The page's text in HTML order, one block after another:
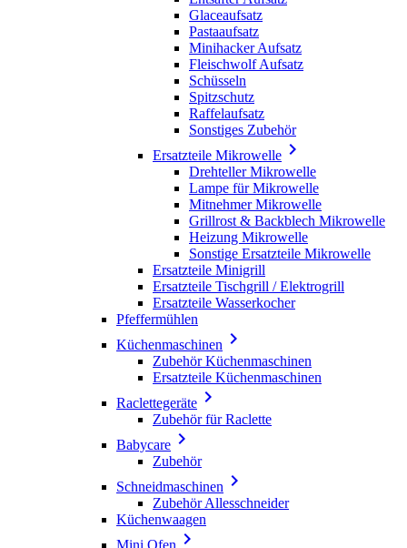
Glaceaufsatz
Pastaaufsatz
Minihacker Aufsatz
Fleischwolf Aufsatz
Schüsseln
Spitzschutz
Raffelaufsatz
Sonstiges Zubehör
Ersatzteile Mikrowelle 
Drehteller Mikrowelle
Lampe für Mikrowelle
Mitnehmer Mikrowelle
Grillrost & Backblech Mikrowelle
Heizung Mikrowelle
Sonstige Ersatzteile Mikrowelle
Ersatzteile Minigrill
Ersatzteile Tischgrill / Elektrogrill
Ersatzteile Wasserkocher
Pfeffermühlen
Küchenmaschinen 
Zubehör Küchenmaschinen
Ersatzteile Küchenmaschinen
Raclettegeräte 
Zubehör für Raclette
Babycare 
Zubehör
Schneidmaschinen 
Zubehör Allesschneider
Küchenwaagen
Mini Ofen 